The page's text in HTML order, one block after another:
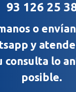
93 126 25
o
y
consulta lo
posible.